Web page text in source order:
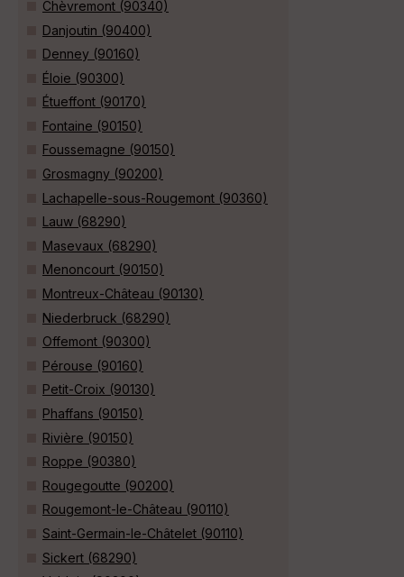
Chèvremont (90340)
Danjoutin (90400)
Denney (90160)
Éloie (90300)
Étueffont (90170)
Fontaine (90150)
Foussemagne (90150)
Grosmagny (90200)
Lachapelle-sous-Rougemont (90360)
Lauw (68290)
Masevaux (68290)
Menoncourt (90150)
Montreux-Château (90130)
Niederbruck (68290)
Offemont (90300)
Pérouse (90160)
Petit-Croix (90130)
Phaffans (90150)
Rivière (90150)
Roppe (90380)
Rougegoutte (90200)
Rougemont-le-Château (90110)
Saint-Germain-le-Châtelet (90110)
Sickert (68290)